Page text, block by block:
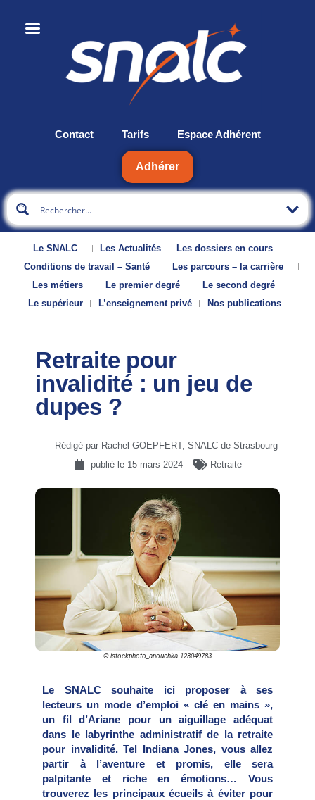
Contact Tarifs Espace Adhérent
Adhérer
Le SNALC Les Actualités
Les dossiers en cours
Conditions de travail – Santé
Les parcours – la carrière
Les métiers
Le premier degré
Le second degré
Le supérieur
L’enseignement privé Nos publications
Retraite pour
invalidité : un jeu de
dupes ?
Rédigé par Rachel GOEPFERT, SNALC de Strasbourg
publié le 15 mars 2024 Retraite
© istockphoto_anouchka-123049783
Le SNALC souhaite ici proposer à ses
lecteurs un mode d’emploi « clé en mains »,
un fil d’Ariane pour un aiguillage adéquat
dans le labyrinthe administratif de la retraite
pour invalidité. Tel Indiana Jones, vous allez
partir à l’aventure et promis, elle sera
palpitante et riche en émotions… Vous
trouverez les principaux écueils à éviter pour